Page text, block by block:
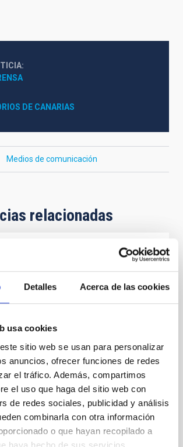
Detalles Acerca de las cookies
usa cookies
sitio web se usan para personalizar
anuncios, ofrecer funciones de redes
el tráfico. Además, compartimos
el uso que haga del sitio web con
de redes sociales, publicidad y análisis
combinarla con otra información
o que hayan recopilado a
haya hecho de sus servicios.
DE CANARIAS
Medios de comunicación
relacionadas
on Tap' llega a España: primera
Astronomy on Tap a España, con su
en Estados Unidos y que desde
expandido por todo el mundo,
en las Islas Canarias bajo el nombre "
Tap – Islas Canarias” y el
local “AstroTragos", y se realiza en el
proyectos EDUCADO y ExGal-Twin del
inaugural tendrá lugar en el Búho Club
3, La Laguna, Tenerife) el jueves 2 de